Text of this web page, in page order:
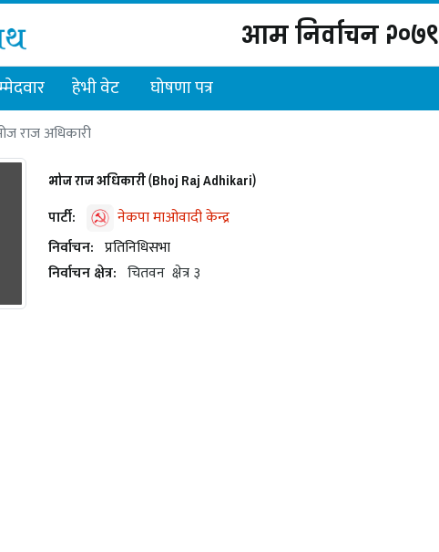
आम निर्वाचन २०७९
हेभी वेट घोषणा पत्र
राज अधिकारी
भोज राज अधिकारी (Bhoj Raj Adhikari)
पार्टी:
नेकपा माओवादी केन्द्र
निर्वाचन: प्रतिनिधिसभा
निर्वाचन क्षेत्र: चितवन क्षेत्र ३